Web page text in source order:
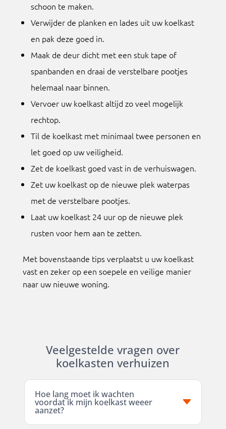
schoon te maken.
Verwijder de planken en lades uit uw koelkast
en pak deze goed in.
Maak de deur dicht met een stuk tape of
spanbanden en draai de verstelbare pootjes
helemaal naar binnen.
Vervoer uw koelkast altijd zo veel mogelijk
rechtop.
Til de koelkast met minimaal twee personen en
let goed op uw veiligheid.
Zet de koelkast goed vast in de verhuiswagen.
Zet uw koelkast op de nieuwe plek waterpas
met de verstelbare pootjes.
Laat uw koelkast 24 uur op de nieuwe plek
rusten voor hem aan te zetten.
Met bovenstaande tips verplaatst u uw koelkast
vast en zeker op een soepele en veilige manier
naar uw nieuwe woning.
Veelgestelde vragen over
koelkasten verhuizen
Hoe lang moet ik wachten
voordat ik mijn koelkast weeer
aanzet?